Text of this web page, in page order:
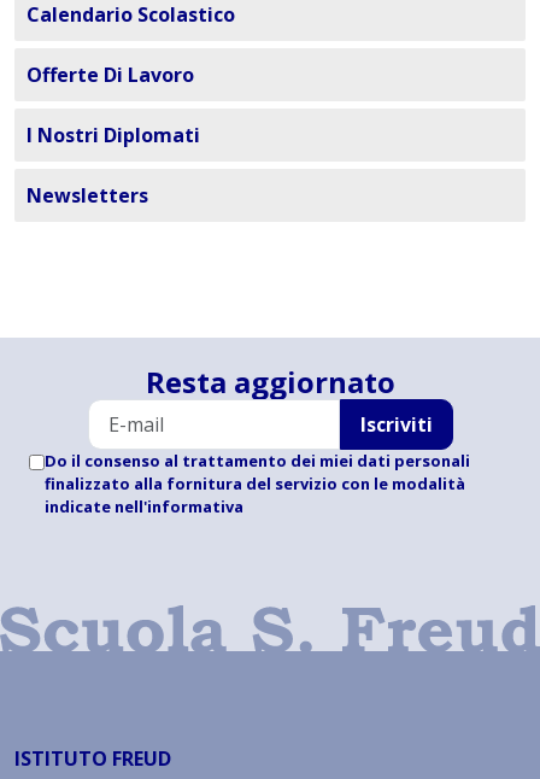
Calendario Scolastico
Offerte Di Lavoro
I Nostri Diplomati
Newsletters
Resta aggiornato
Iscriviti
Do il consenso al trattamento dei miei dati personali
finalizzato alla fornitura del servizio con le modalità
indicate nell'informativa
ISTITUTO FREUD